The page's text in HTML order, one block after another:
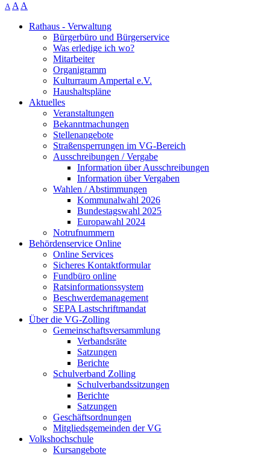
A A A
Rathaus - Verwaltung
Bürgerbüro und Bürgerservice
Was erledige ich wo?
Mitarbeiter
Organigramm
Kulturraum Ampertal e.V.
Haushaltspläne
Aktuelles
Veranstaltungen
Bekanntmachungen
Stellenangebote
Straßensperrungen im VG-Bereich
Ausschreibungen / Vergabe
Information über Ausschreibungen
Information über Vergaben
Wahlen / Abstimmungen
Kommunalwahl 2026
Bundestagswahl 2025
Europawahl 2024
Notrufnummern
Behördenservice Online
Online Services
Sicheres Kontaktformular
Fundbüro online
Ratsinformationssystem
Beschwerdemanagement
SEPA Lastschriftmandat
Über die VG-Zolling
Gemeinschaftsversammlung
Verbandsräte
Satzungen
Berichte
Schulverband Zolling
Schulverbandssitzungen
Berichte
Satzungen
Geschäftsordnungen
Mitgliedsgemeinden der VG
Volkshochschule
Kursangebote